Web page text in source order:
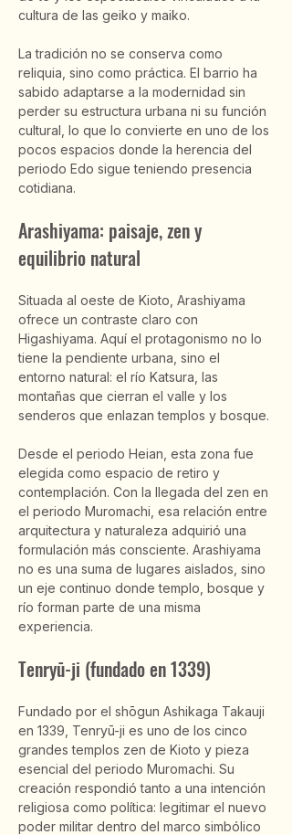
cultura de las geiko y maiko.
La tradición no se conserva como
reliquia, sino como práctica. El barrio ha
sabido adaptarse a la modernidad sin
perder su estructura urbana ni su función
cultural, lo que lo convierte en uno de los
pocos espacios donde la herencia del
periodo Edo sigue teniendo presencia
cotidiana.
Arashiyama: paisaje, zen y
equilibrio natural
Situada al oeste de Kioto, Arashiyama
ofrece un contraste claro con
Higashiyama. Aquí el protagonismo no lo
tiene la pendiente urbana, sino el
entorno natural: el río Katsura, las
montañas que cierran el valle y los
senderos que enlazan templos y bosque.
Desde el periodo Heian, esta zona fue
elegida como espacio de retiro y
contemplación. Con la llegada del zen en
el periodo Muromachi, esa relación entre
arquitectura y naturaleza adquirió una
formulación más consciente. Arashiyama
no es una suma de lugares aislados, sino
un eje continuo donde templo, bosque y
río forman parte de una misma
experiencia.
Tenryū-ji (fundado en 1339)
Fundado por el shōgun Ashikaga Takauji
en 1339, Tenryū-ji es uno de los cinco
grandes templos zen de Kioto y pieza
esencial del periodo Muromachi. Su
creación respondió tanto a una intención
religiosa como política: legitimar el nuevo
poder militar dentro del marco simbólico